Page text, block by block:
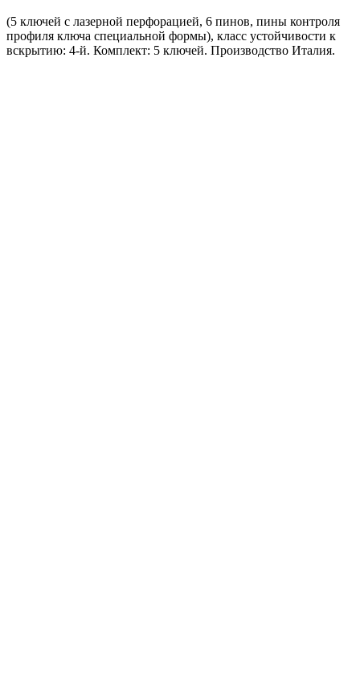
(5 ключей с лазерной перфорацией, 6 пинов, пины контроля
профиля ключа специальной формы), класс устойчивости к
вскрытию: 4-й. Комплект: 5 ключей. Производство Италия.